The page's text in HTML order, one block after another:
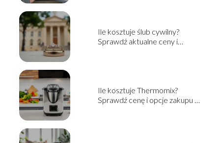
Ile kosztuje ślub cywilny?
Sprawdź aktualne ceny i
Ile kosztuje Thermomix?
Sprawdź cenę i opcje zakupu w